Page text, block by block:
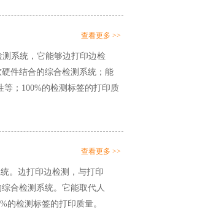
查看更多 >>
系统，它能够边打印边检
件结合的综合检测系统；能
；100%的检测标签的打印质
查看更多 >>
。边打印边检测，与打印
合检测系统。它能取代人
的检测标签的打印质量。